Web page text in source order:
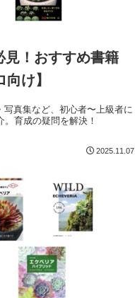
見！おすすめ書籍
け】
真集など、初心者〜上級者に
育成の疑問を解決！
2025.11.07